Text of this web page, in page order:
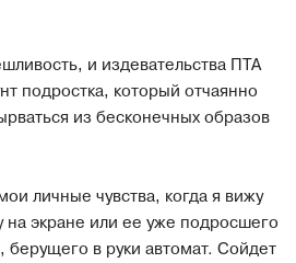
и издевательства ПТА
подростка, который отчаянно
из бесконечных образов
личные чувства, когда я вижу
экране или ее уже подросшего
берущего в руки автомат. Сойдет